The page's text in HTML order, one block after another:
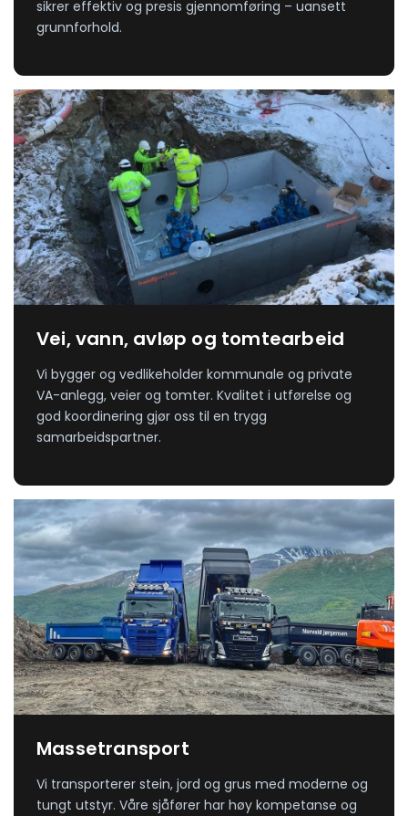
sikrer effektiv og presis gjennomføring – uansett
grunnforhold.
Vei, vann, avløp og tomtearbeid
Vi bygger og vedlikeholder kommunale og private
VA-anlegg, veier og tomter. Kvalitet i utførelse og
god koordinering gjør oss til en trygg
samarbeidspartner.
Massetransport
Vi transporterer stein, jord og grus med moderne og
tungt utstyr. Våre sjåfører har høy kompetanse og